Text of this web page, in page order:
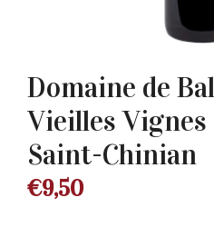
Domaine de
Vieilles Vignes
Saint-Chinian
€9,50